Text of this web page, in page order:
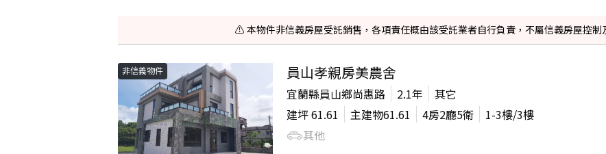
⚠️ 本物件非信義房屋受託銷售，各項責任概由該受託業者自行負責，不屬信義房屋控制
非信義物件 員山孝親房美農舍
宜蘭縣員山鄉尚惠路 2.1年
其它
建坪61.61 主建物61.61 4房2廳5衛 1-3樓/3樓
其他